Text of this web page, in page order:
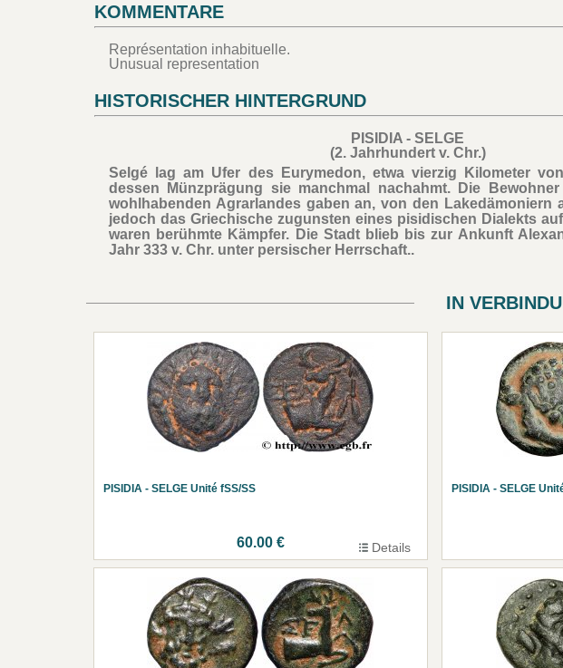
KOMMENTARE
Représentation inhabituelle.
Unusual representation
HISTORISCHER HINTERGRUND
PISIDIA - SELGE
(2. Jahrhundert v. Chr.)
Selgé lag am Ufer des Eurymedon, etwa vierzig Kilometer
dessen Münzprägung sie manchmal nachahmt. Die
wohlhabenden Agrarlandes gaben an, von den Lakedämoniern
jedoch das Griechische zugunsten eines pisidischen Dialekts
waren berühmte Kämpfer. Die Stadt blieb bis zur Ankunft
Jahr 333 v. Chr. unter persischer Herrschaft..
IN
PISIDIA - SELGE Unité fSS/SS
60.00 € Details
PISIDIA - SELGE